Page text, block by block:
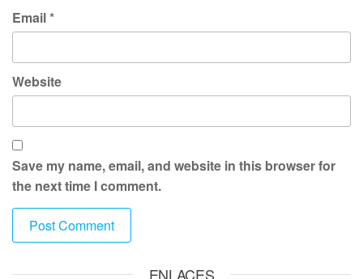
Email*
Website
Save my name, email, and website in this browser for
the next time I comment.
ENLACES